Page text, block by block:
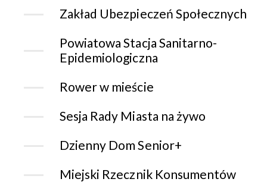
Zakład Ubezpieczeń Społecznych
Powiatowa Stacja Sanitarno-
Epidemiologiczna
Rower w mieście
Sesja Rady Miasta na żywo
Dzienny Dom Senior+
Miejski Rzecznik Konsumentów